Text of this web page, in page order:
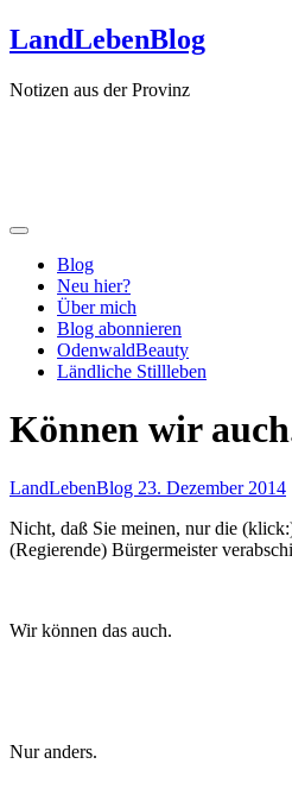
Zum
Inhalt
LandLebenBlog
Notizen aus der Provinz
Blog
Neu hier?
Über mich
Blog abonnieren
OdenwaldBeauty
Ländliche Stillleben
Können wir
LandLebenBlog 23. Dezember 2014
Nicht, daß Sie meinen, nur die
(Regierende) Bürgermeister
Wir können das auch.
Nur anders.